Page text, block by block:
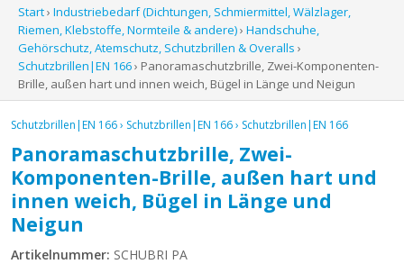
Start› Industriebedarf (Dichtungen, Schmiermittel, Wälzlager,
Riemen, Klebstoffe, Normteile & andere)› Handschuhe,
Gehörschutz, Atemschutz, Schutzbrillen & Overalls ›
Schutzbrillen|EN 166› Panoramaschutzbrille, Zwei-Komponenten-
Brille, außen hart und innen weich, Bügel in Länge und Neigun
Schutzbrillen|EN 166› Schutzbrillen|EN 166› Schutzbrillen|EN 166
Panoramaschutzbrille, Zwei-
Komponenten-Brille, außen hart und
innen weich, Bügel in Länge und
Neigun
Artikelnummer: SCHUBRI PA